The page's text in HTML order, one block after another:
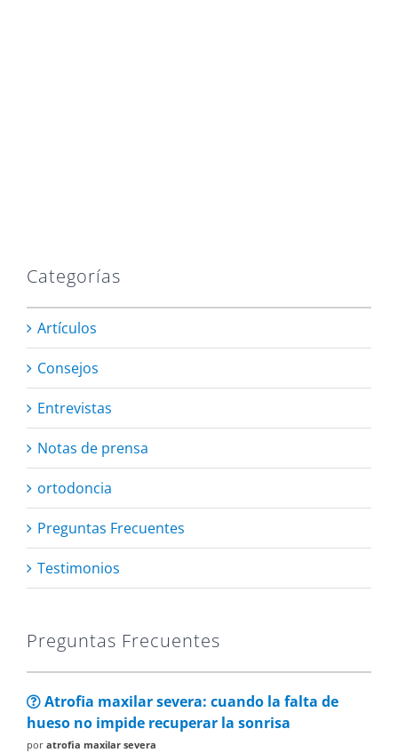
Categorías
Artículos
Consejos
Entrevistas
Notas de prensa
ortodoncia
Preguntas Frecuentes
Testimonios
Preguntas Frecuentes
Atrofia maxilar severa: cuando la falta de
hueso no impide recuperar la sonrisa
por atrofia maxilar severa